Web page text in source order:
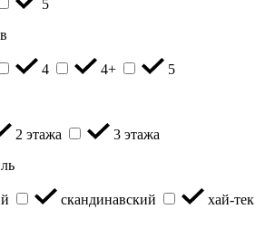
5
4 4+
5
2 этажа
3 этажа
скандинавский
хай-тек